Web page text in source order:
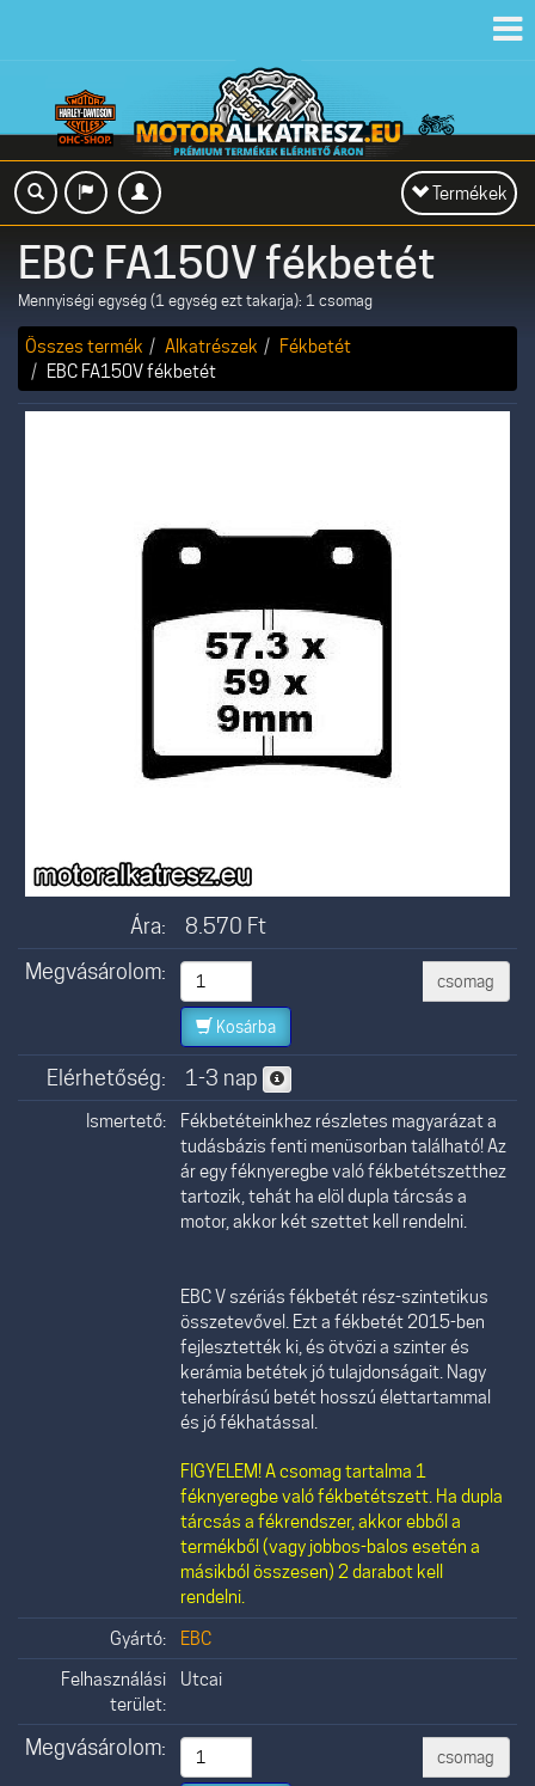
Toggle
navigation
Termékek
EBC FA150V fékbetét
Mennyiségi egység (1 egység ezt takarja): 1 csomag
Összes termék Alkatrészek
Fékbetét
EBC FA150V fékbetét
Ára: 8.570 Ft
Megvásárolom:
csomag
Kosárba
Elérhetőség: 1-3 nap
Ismertető:
Fékbetéteinkhez részletes magyarázat a
tudásbázis fenti menüsorban található! Az
ár egy féknyeregbe való fékbetétszetthez
tartozik, tehát ha elöl dupla tárcsás a
motor, akkor két szettet kell rendelni.
EBC V szériás fékbetét rész-szintetikus
összetevővel. Ezt a fékbetét 2015-ben
fejlesztették ki, és ötvözi a szinter és
kerámia betétek jó tulajdonságait. Nagy
teherbírású betét hosszú élettartammal
és jó fékhatással.
FIGYELEM! A csomag tartalma 1
féknyeregbe való fékbetétszett. Ha dupla
tárcsás a fékrendszer, akkor ebből a
termékből (vagy jobbos-balos esetén a
másikból összesen) 2 darabot kell
rendelni.
Gyártó:
EBC
Felhasználási
terület:
Utcai
Megvásárolom: csomag